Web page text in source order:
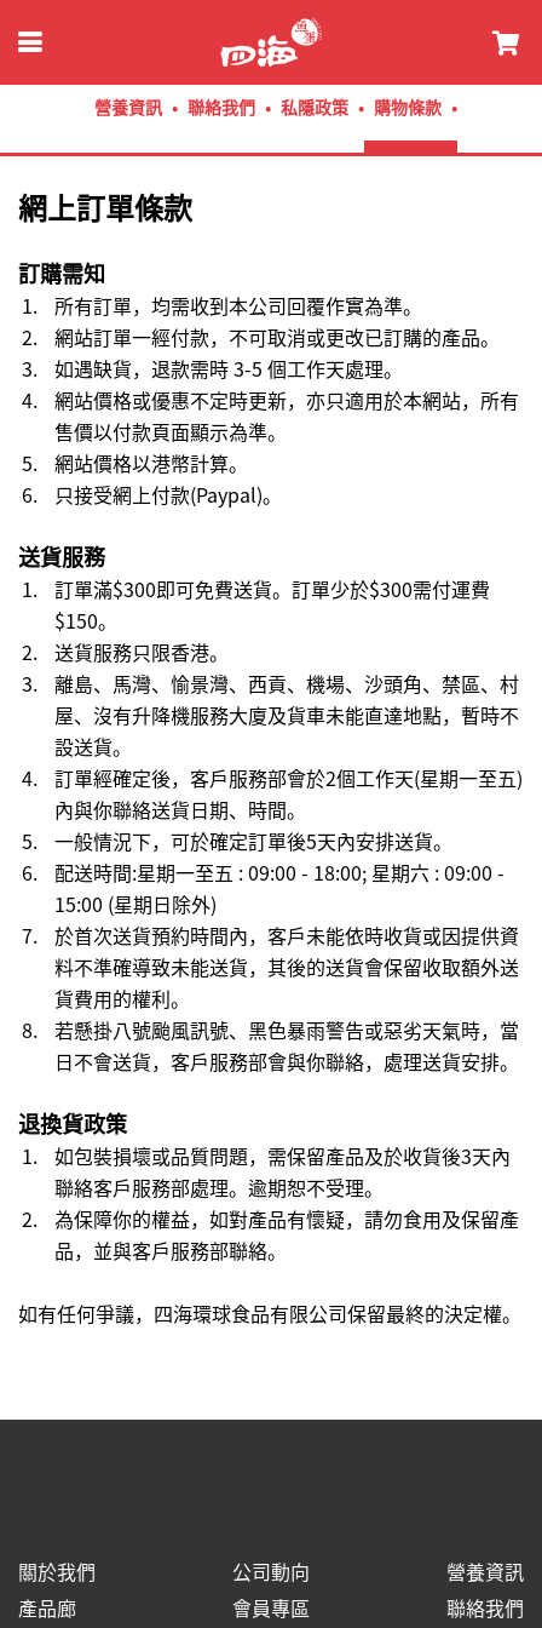
營養資訊 聯絡我們 私隱政策 購物條款
網上訂單條款
訂購需知
所有訂單，均需收到本公司回覆作實為準。
網站訂單一經付款，不可取消或更改已訂購的產品。
如遇缺貨，退款需時 3-5 個工作天處理。
網站價格或優惠不定時更新，亦只適用於本網站，所有
售價以付款頁面顯示為準。
網站價格以港幣計算。
只接受網上付款(Paypal)。
送貨服務
訂單滿$300即可免費送貨。訂單少於$300需付運費
$150。
送貨服務只限香港。
離島、馬灣、愉景灣、西貢、機場、沙頭角、禁區、村
屋、沒有升降機服務大廈及貨車未能直達地點，暫時不
設送貨。
訂單經確定後，客戶服務部會於2個工作天(星期一至五)
內與你聯絡送貨日期、時間。
一般情況下，可於確定訂單後5天內安排送貨。
配送時間:星期一至五 : 09:00 - 18:00; 星期六 : 09:00 -
15:00 (星期日除外)
於首次送貨預約時間內，客戶未能依時收貨或因提供資
料不準確導致未能送貨，其後的送貨會保留收取額外送
貨費用的權利。
若懸掛八號颱風訊號、黑色暴雨警告或惡劣天氣時，當
日不會送貨，客戶服務部會與你聯絡，處理送貨安排。
退換貨政策
如包裝損壞或品質問題，需保留產品及於收貨後3天內
聯絡客戶服務部處理。逾期恕不受理。
為保障你的權益，如對產品有懷疑，請勿食用及保留產
品，並與客戶服務部聯絡。
如有任何爭議，四海環球食品有限公司保留最終的決定權。
關於我們
產品廊
公司動向
會員專區
營養資訊
聯絡我們